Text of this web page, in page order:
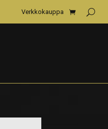
Verkkokauppa